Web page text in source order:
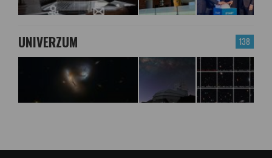
138
UNIVERZUM